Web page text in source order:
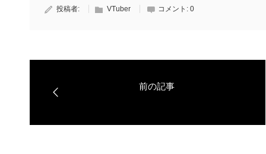
投稿者: VTuber コメント: 0